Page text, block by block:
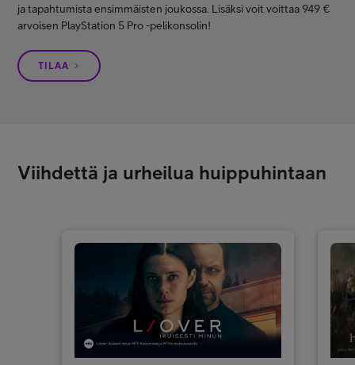
ja tapahtumista ensimmäisten joukossa. Lisäksi voit voittaa 949 €
arvoisen PlayStation 5 Pro -pelikonsolin!
TILAA
Viihdettä ja urheilua huippuhintaan